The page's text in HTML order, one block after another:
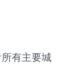
有主要城